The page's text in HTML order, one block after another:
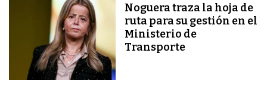
Noguera traza la hoja de
ruta para su gestión en el
Ministerio de
Transporte